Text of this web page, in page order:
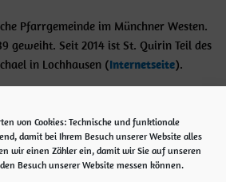
von Cookies: Technische und funktionale
damit bei Ihrem Besuch unserer Website alles
wir einen Zähler ein, damit wir Sie auf unseren
Besuch unserer Website messen können.
Pfarrgemeinde im Münchner Westen.
geweiht. Seit 2014 ist St. Quirin Teil des
in Lochhausen (Internetseite).